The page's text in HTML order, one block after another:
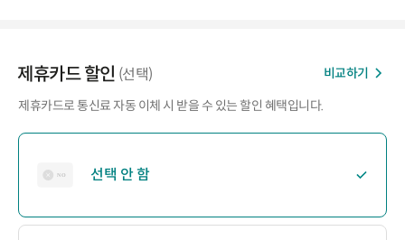
제휴카드 할인 (선택) 비교하기
제휴카드로 통신료 자동 이체 시 받을 수 있는 할인 혜택입니다.
선택 안 함